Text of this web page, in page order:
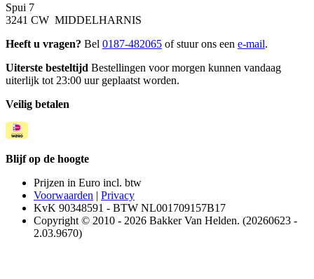
Spui 7
3241 CW MIDDELHARNIS
Heeft u vragen? Bel 0187-482065 of stuur ons een e-mail.
Uiterste besteltijd Bestellingen voor morgen kunnen vandaag
uiterlijk tot 23:00 uur geplaatst worden.
Veilig betalen
Blijf op de hoogte
Prijzen in Euro incl. btw
Voorwaarden | Privacy
KvK 90348591 - BTW NL001709157B17
Copyright © 2010 - 2026 Bakker Van Helden. (20260623 -
2.03.9670)